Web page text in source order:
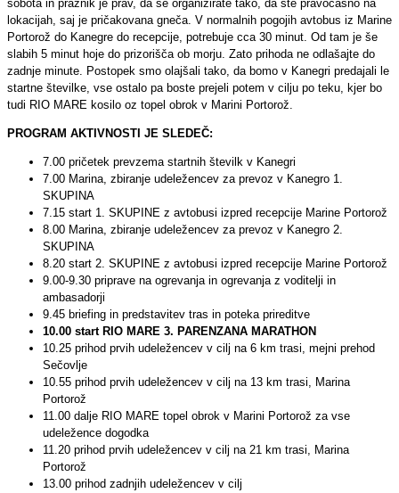
sobota in praznik je prav, da se organizirate tako, da ste pravočasno na
lokacijah, saj je pričakovana gneča. V normalnih pogojih avtobus iz Marine
Portorož do Kanegre do recepcije, potrebuje cca 30 minut. Od tam je še
slabih 5 minut hoje do prizorišča ob morju. Zato prihoda ne odlašajte do
zadnje minute. Postopek smo olajšali tako, da bomo v Kanegri predajali le
startne številke, vse ostalo pa boste prejeli potem v cilju po teku, kjer bo
tudi RIO MARE kosilo oz topel obrok v Marini Portorož.
PROGRAM AKTIVNOSTI JE SLEDEČ:
7.00 pričetek prevzema startnih številk v Kanegri
7.00 Marina, zbiranje udeležencev za prevoz v Kanegro 1.
SKUPINA
7.15 start 1. SKUPINE z avtobusi izpred recepcije Marine Portorož
8.00 Marina, zbiranje udeležencev za prevoz v Kanegro 2.
SKUPINA
8.20 start 2. SKUPINE z avtobusi izpred recepcije Marine Portorož
9.00-9.30 priprave na ogrevanja in ogrevanja z voditelji in
ambasadorji
9.45 briefing in predstavitev tras in poteka prireditve
10.00 start RIO MARE 3. PARENZANA MARATHON
10.25 prihod prvih udeležencev v cilj na 6 km trasi, mejni prehod
Sečovlje
10.55 prihod prvih udeležencev v cilj na 13 km trasi, Marina
Portorož
11.00 dalje RIO MARE topel obrok v Marini Portorož za vse
udeležence dogodka
11.20 prihod prvih udeležencev v cilj na 21 km trasi, Marina
Portorož
13.00 prihod zadnjih udeležencev v cilj